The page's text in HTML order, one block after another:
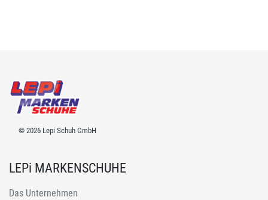
© 2026 Lepi Schuh GmbH
LEPi MARKENSCHUHE
Das Unternehmen